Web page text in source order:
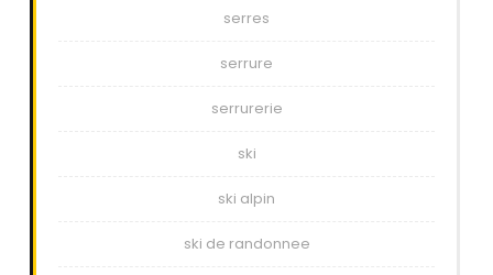
serres
serrure
serrurerie
ski
ski alpin
ski de randonnee